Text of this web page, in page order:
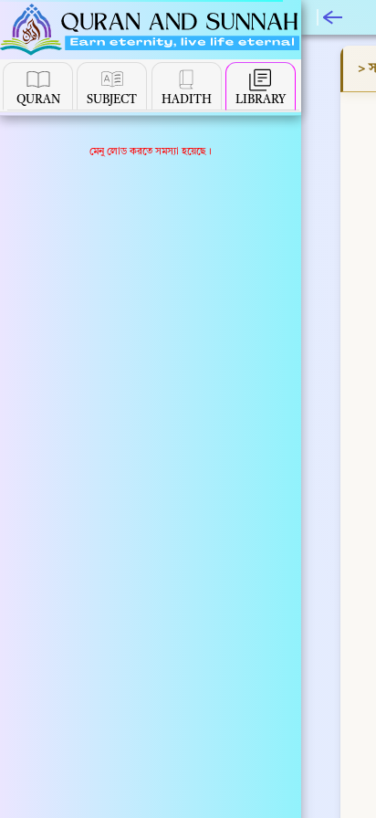
QURAN SUBJECT HADITH LIBRARY
মেনু লোড করতে সমস্যা হয়েছে।
>